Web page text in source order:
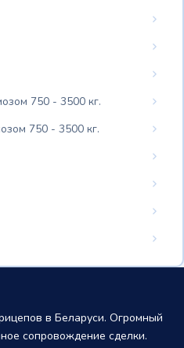
750 - 3500 кг.
750 - 3500 кг.
в Беларуси. Огромный
сопровождение сделки.